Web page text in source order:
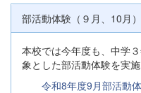
部活動体験（９月、10月
本校では今年度も、中学
象とした部活動体験を実施
令和8年度9月部活動